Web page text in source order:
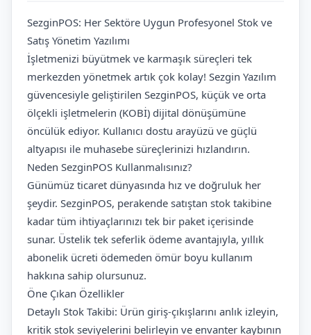
SezginPOS: Her Sektöre Uygun Profesyonel Stok ve
Satış Yönetim Yazılımı
İşletmenizi büyütmek ve karmaşık süreçleri tek
merkezden yönetmek artık çok kolay! Sezgin Yazılım
güvencesiyle geliştirilen SezginPOS, küçük ve orta
ölçekli işletmelerin (KOBİ) dijital dönüşümüne
öncülük ediyor. Kullanıcı dostu arayüzü ve güçlü
altyapısı ile muhasebe süreçlerinizi hızlandırın.
Neden SezginPOS Kullanmalısınız?
Günümüz ticaret dünyasında hız ve doğruluk her
şeydir. SezginPOS, perakende satıştan stok takibine
kadar tüm ihtiyaçlarınızı tek bir paket içerisinde
sunar. Üstelik tek seferlik ödeme avantajıyla, yıllık
abonelik ücreti ödemeden ömür boyu kullanım
hakkına sahip olursunuz.
Öne Çıkan Özellikler
Detaylı Stok Takibi: Ürün giriş-çıkışlarını anlık izleyin,
kritik stok seviyelerini belirleyin ve envanter kaybının